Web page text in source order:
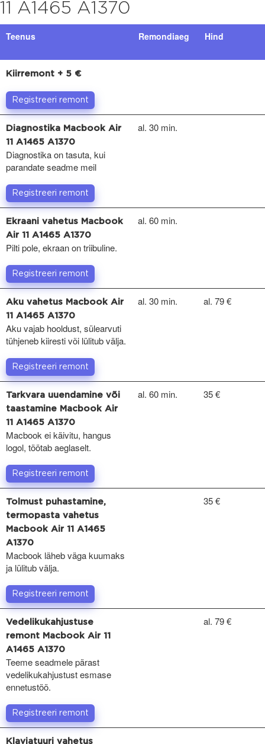
11 A1465 A1370
Teenus Remondiaeg Hind
Kiirremont + 5 €
Registreeri remont
Diagnostika Macbook Air
11 A1465 A1370
Diagnostika on tasuta, kui
parandate seadme meil
al. 30 min.
Registreeri remont
Ekraani vahetus Macbook
Air 11 A1465 A1370
Pilti pole, ekraan on triibuline.
al. 60 min.
Registreeri remont
Aku vahetus Macbook Air
11 A1465 A1370
Aku vajab hooldust, sülearvuti
tühjeneb kiiresti või lülitub välja.
al. 30 min. al. 79 €
Registreeri remont
Tarkvara uuendamine või
taastamine Macbook Air
11 A1465 A1370
Macbook ei käivitu, hangus
logol, töötab aeglaselt.
al. 60 min. 35 €
Registreeri remont
Tolmust puhastamine,
termopasta vahetus
Macbook Air 11 A1465
A1370
Macbook läheb väga kuumaks
ja lülitub välja.
35 €
Registreeri remont
Vedelikukahjustuse
remont Macbook Air 11
A1465 A1370
Teeme seadmele pärast
vedelikukahjustust esmase
ennetustöö.
al. 79 €
Registreeri remont
Klaviatuuri vahetus